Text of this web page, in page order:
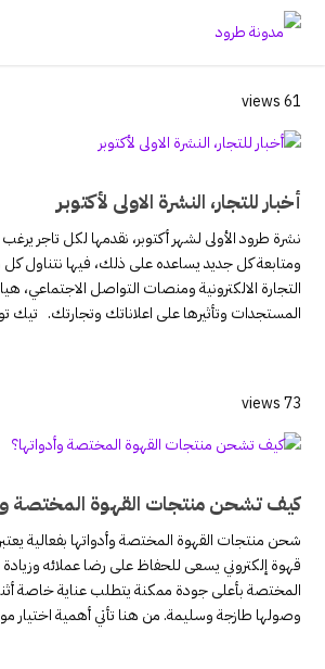
61 views
أخبار للتجار، النشرة الاولى لأكتوبر
نشرة طرود الأولى لشهر أكتوبر، نقدمها لكل تاجر يرغب
ومتابعة كل جديد يساعده على ذلك، فيها نتناول كل
التجارة الالكترونية ومنصات التواصل الاجتماعي،
المستجدات وتأثيرها على اعلاناتك وتجارتك. تيك
73 views
كيف تشحن منتجات القهوة المختصة
شحن منتجات القهوة المختصة وأدواتها بفعالية
قهوة إلكتروني يسعى للحفاظ على رضا عملائه وزيادة
المختصة بأعلى جودة ممكنة يتطلب عناية خاصة
وصولها طازجة وسليمة. من هنا تأتي أهمية اختيار